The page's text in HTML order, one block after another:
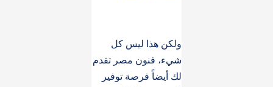
ولكن هذا ليس كل
شيء، فنون مصر تقدم
لك أيضاً فرصة توفير